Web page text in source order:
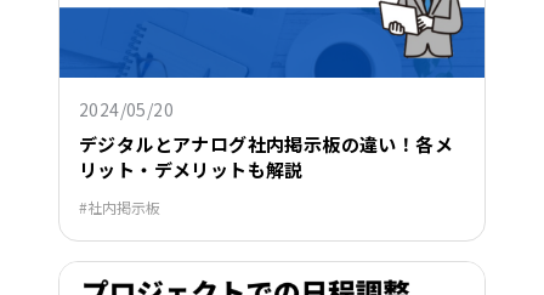
2024/05/20
デジタルとアナログ社内掲示板の違い！各メ
リット・デメリットも解説
社内掲示板